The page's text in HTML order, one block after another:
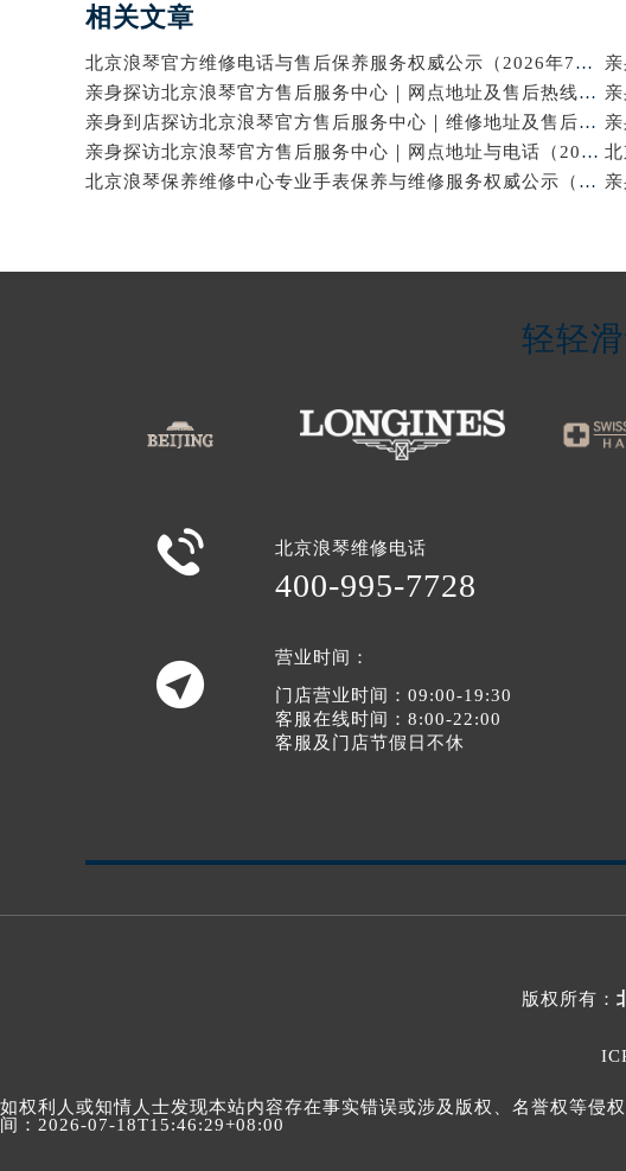
相关文章
北京浪琴官方维修电话与售后保养服务权威公示（2026年7月最新）
亲身探访北京浪琴官方售后服务中心｜网点地址及售后热线（2026年7月最新）
亲身到店探访北京浪琴官方售后服务中心｜维修地址及售后服务热线（2026年7月最新）
亲身探访北京浪琴官方售后服务中心｜网点地址与电话（2026年7月最新）
北京浪琴保养维修中心专业手表保养与维修服务权威公示（2026年7月最新）
轻轻
 北京浪琴维修电话
400-995-7728

营业时间：
门店营业时间：09:00-19:30
客服在线时间：8:00-22:00
客服及门店节假日不休
版权所有：
如权利人或知情人士发现本站内容存在事实错误或涉及版权、名誉权等侵
间：2026-07-18T15:46:29+08:00